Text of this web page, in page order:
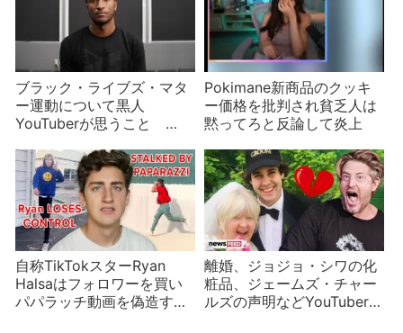
ブラック・ライブズ・マタ
ー運動について黒人
YouTuberが思うこと
Pokimane新商品のクッキ
ー価格を批判され貧乏人は
黙ってろと反論して炎上
自称TikTokスターRyan
Halsaはフォロワーを買い
パパラッチ動画を偽造する
離婚、ジョジョ・シワの化
粧品、ジェームズ・チャー
ルズの声明などYouTuberニ